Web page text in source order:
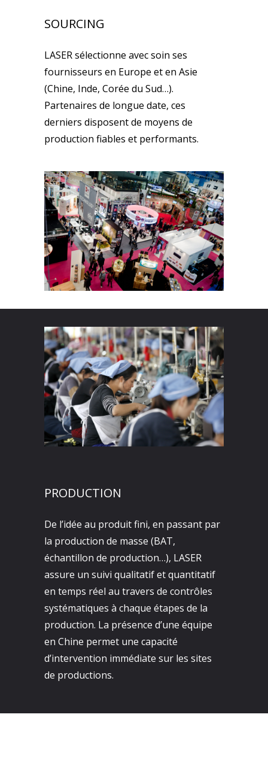
SOURCING
LASER sélectionne avec soin ses
fournisseurs en Europe et en Asie
(Chine, Inde, Corée du Sud…).
Partenaires de longue date, ces
derniers disposent de moyens de
production fiables et performants.
PRODUCTION
De l’idée au produit fini, en passant par
la production de masse (BAT,
échantillon de production…), LASER
assure un suivi qualitatif et quantitatif
en temps réel au travers de contrôles
systématiques à chaque étapes de la
production. La présence d’une équipe
en Chine permet une capacité
d’intervention immédiate sur les sites
de productions.